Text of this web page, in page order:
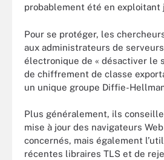
probablement été en exploitant
Pour se protéger, les
aux administrateurs de
électronique de « désactiver le
de chiffrement de classe
un unique groupe Diffie-
Plus généralement, ils
mise à jour des navigateurs
concernés, mais également
récentes libraires TLS et de